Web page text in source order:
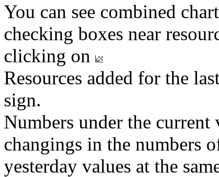
You can see combined
checking boxes near
clicking on
Resources added for the
sign.
Numbers under the
changings in the numbers
yesterday values at the